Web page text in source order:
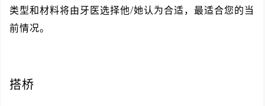
类型和材料将由牙医选择他/她认为合适，最适合您的当
前情况。
搭桥